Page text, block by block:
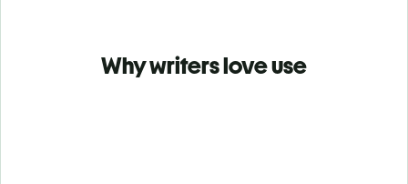
Why writers love use